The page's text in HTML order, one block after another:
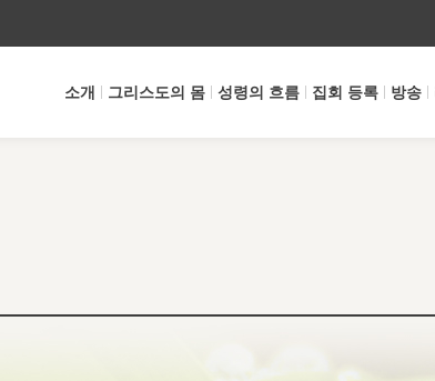
소개 그리스도의 몸 성령의 흐름 집회 등록 방송